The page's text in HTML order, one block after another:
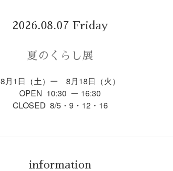
2026.08.07 Friday
夏のくらし展
8月1日（土）ー 8月18日（火）
OPEN 10:30 ー 16:30
CLOSED 8/5・9・12・16
information